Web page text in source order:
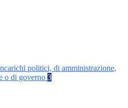
politici, di amministrazione,
o di governo 3